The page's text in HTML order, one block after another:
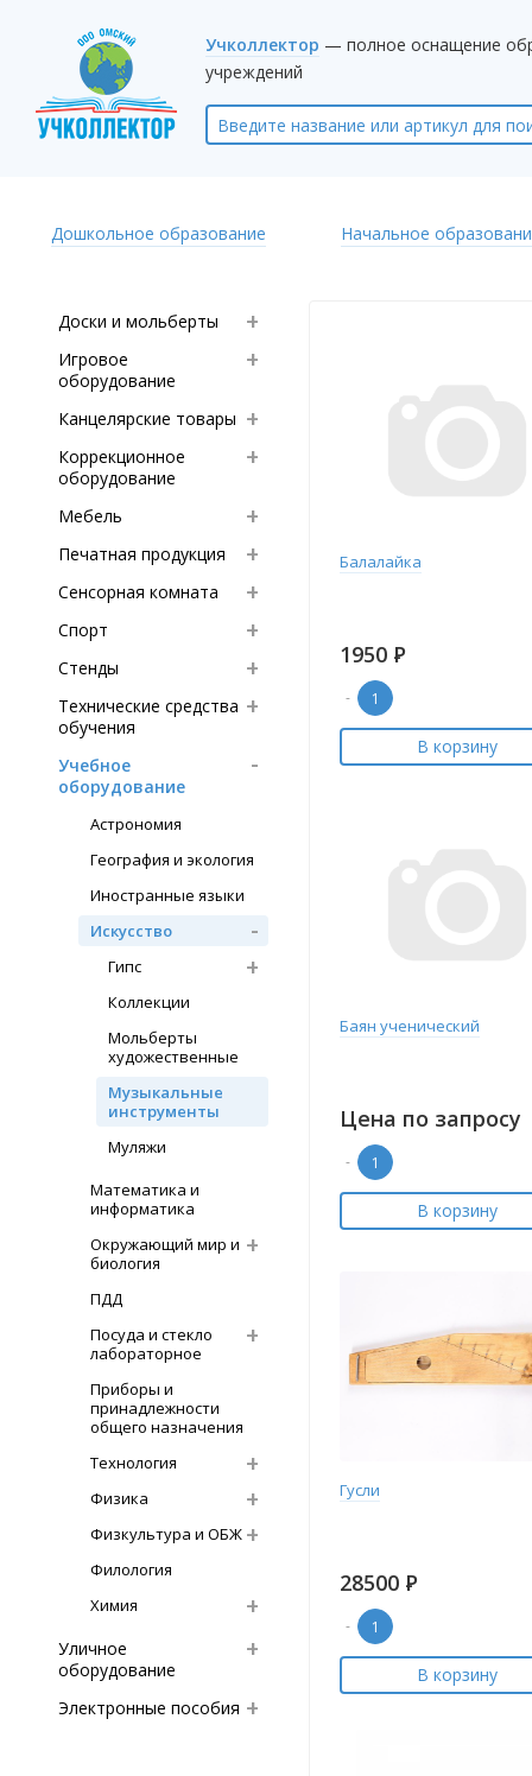
Учколлектор — полное оснащение
учреждений
Дошкольное образование Начальное
Доски и мольберты
Игровое
оборудование
Канцелярские товары
Коррекционное
оборудование
Мебель
Печатная продукция
Сенсорная комната
Спорт
Стенды
Технические средства
обучения
Учебное
оборудование
Астрономия
География и экология
Иностранные языки
Искусство
Гипс
Коллекции
Мольберты
художественные
Музыкальные
инструменты
Муляжи
Математика и
информатика
Окружающий мир и
биология
ПДД
Посуда и стекло
лабораторное
Приборы и
принадлежности
общего назначения
Технология
Физика
Физкультура и ОБЖ
Филология
Химия
Уличное
оборудование
Электронные пособия
Балалайка
1950 Р
-
В корзину
Баян ученический
Цена по запросу
-
В корзину
Гусли
28500 Р
-
В корзину